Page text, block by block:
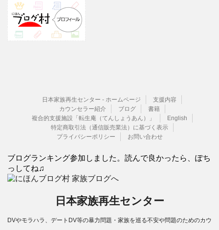
日本家族再生センター - ホームページ
支援内容
カウンセラー紹介
ブログ
書籍
複合的支援施設「転生庵（てんしょうあん）」
English
特定商取引法（通信販売業法）に基づく表示
プライバシーポリシー
お問い合わせ
ブログランキング参加しました。読んで良かったら、ぽち
っしてね♫
日本家族再生センター
DVやモラハラ、デートDV等の暴力問題・家族を巡る不安や問題のためのカウ